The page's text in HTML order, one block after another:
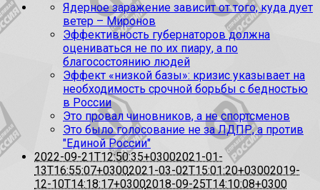
Ядерное заражение зависит от того, куда дует
ветер – Миронов
Эффективность губернаторов должна
оцениваться не по их пиару, а по
благосостоянию людей
Эффект «низкой базы»: кризис указывает на
необходимость срочной борьбы с бедностью
в России
Это провал чиновников, а не спортсменов
Это было голосование не за ЛДПР, а против
"Единой России"
2022-09-21T12:50:35+03002021-01-
13T16:55:07+03002021-03-02T15:01:20+03002019-
12-10T14:18:17+03002018-09-25T14:10:08+0300